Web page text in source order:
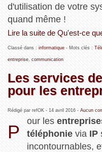
d'utilisation de votre
quand même !
Lire la suite de Qu'est-ce
Classé dans : informatique- Mots clés :
entreprise, communication
Les services
pour les
Rédigé par refOK - 14 avril 2016- Aucun
P
our les
téléphonie via IP
incontournables,